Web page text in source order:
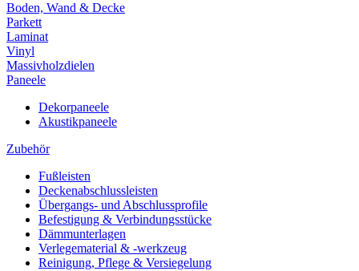
Boden, Wand & Decke
Parkett
Laminat
Vinyl
Massivholzdielen
Paneele
Dekorpaneele
Akustikpaneele
Zubehör
Fußleisten
Deckenabschlussleisten
Übergangs- und Abschlussprofile
Befestigung & Verbindungsstücke
Dämmunterlagen
Verlegematerial & -werkzeug
Reinigung, Pflege & Versiegelung